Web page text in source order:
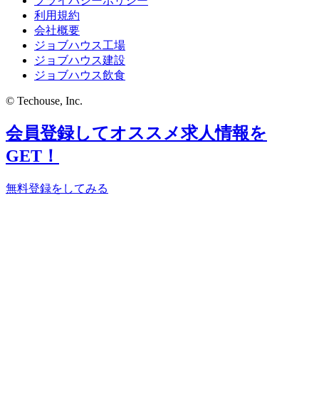
利用規約
会社概要
ジョブハウス工場
ジョブハウス建設
ジョブハウス飲食
© Techouse, Inc.
会員登録してオススメ求人情報を
GET！
無料登録をしてみる